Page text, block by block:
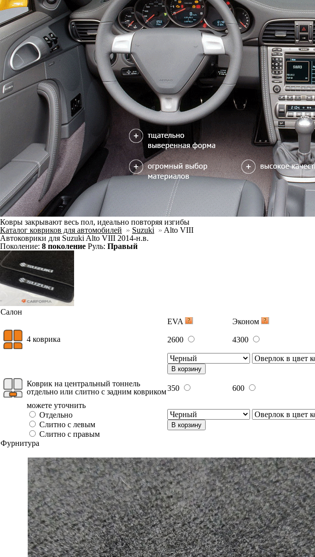
Ковры закрывают весь пол, идеально повторяя изгибы
Каталог ковриков для автомобилей » Suzuki » Alto VIII
Автоковрики для Suzuki Alto VIII 2014-н.в.
Поколение: 8 поколение Руль: Правый
Салон
EVA
Эконом
4 коврика 2600 4300
В корзину
Коврик на центральный тоннель
отдельно или слитно с задним ковриком350 600
можете уточнить
Отдельно
Слитно с левым
Слитно с правым
В корзину
Фурнитура